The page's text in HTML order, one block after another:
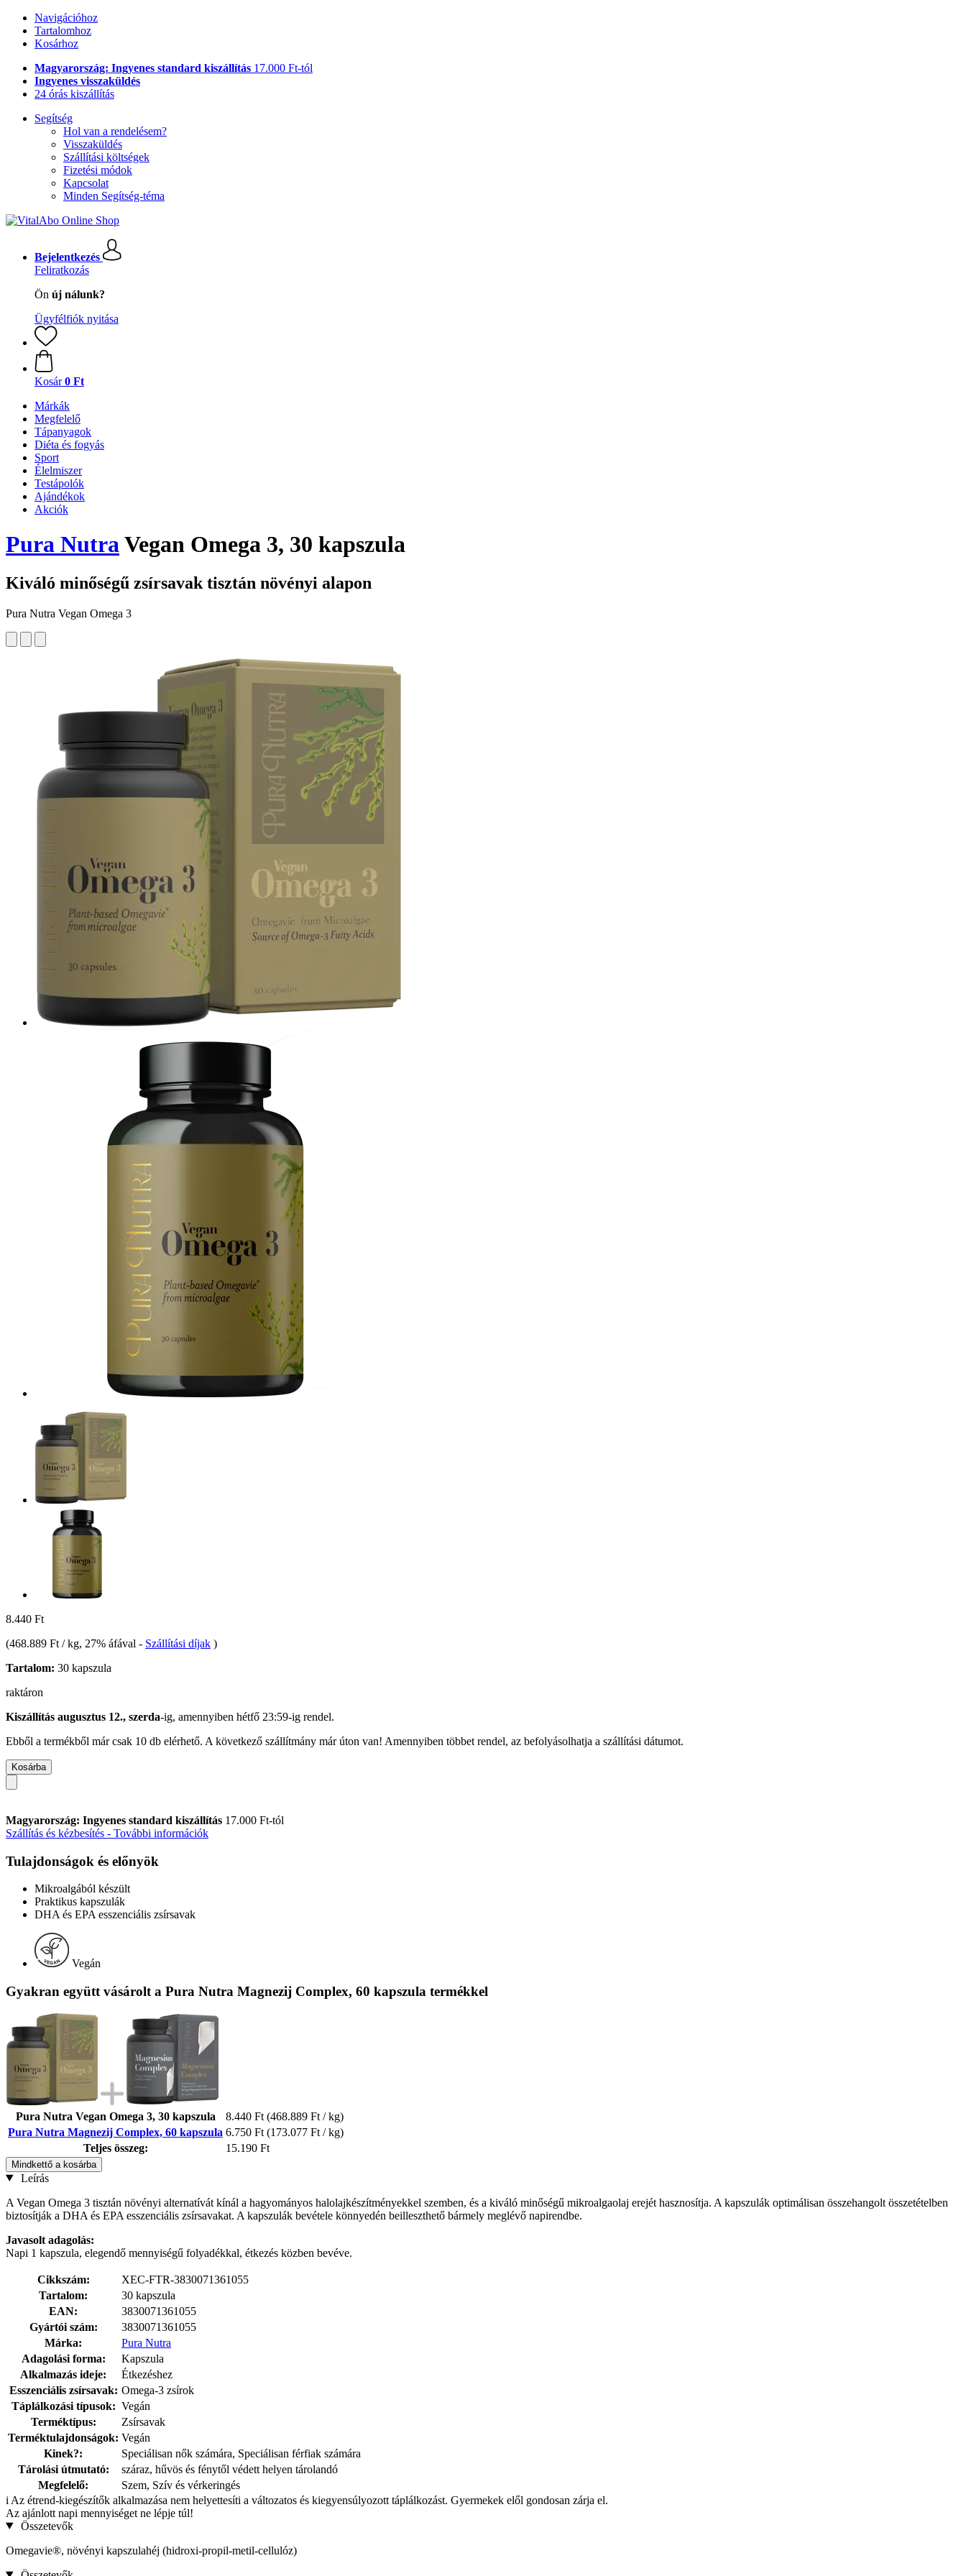
Navigációhoz
Tartalomhoz
Kosárhoz
Magyarország: Ingyenes standard kiszállítás 17.000 Ft-tól
Ingyenes visszaküldés
24 órás kiszállítás
Segítség
Hol van a rendelésem?
Visszaküldés
Szállítási költségek
Fizetési módok
Kapcsolat
Minden Segítség-téma
Bejelentkezés
Feliratkozás
Ön új nálunk?
Ügyfélfiók nyitása
Kosár 0 Ft
Márkák
Megfelelő
Tápanyagok
Diéta és fogyás
Sport
Élelmiszer
Testápolók
Ajándékok
Akciók
Pura NutraVegan Omega 3, 30 kapszula
Kiváló minőségű zsírsavak tisztán növényi alapon
Pura Nutra Vegan Omega 3
8.440 Ft
(468.889 Ft / kg, 27% áfával - Szállítási díjak )
Tartalom: 30 kapszula
raktáron
Kiszállítás augusztus 12., szerda-ig, amennyiben hétfő 23:59-ig rendel.
Ebből a termékből már csak 10 db elérhető. A következő szállítmány már úton van! Amennyiben többet rendel, az befolyásolhatja a szállítási dátumot.
Kosárba
Magyarország: Ingyenes standard kiszállítás 17.000 Ft-tól
Szállítás és kézbesítés - További információk
Tulajdonságok és előnyök
Mikroalgából készült
Praktikus kapszulák
DHA és EPA esszenciális zsírsavak
Vegán
Gyakran együtt vásárolt a Pura Nutra Magnezij Complex, 60 kapszula termékkel
Pura Nutra Vegan Omega 3, 30 kapszula 8.440 Ft (468.889 Ft / kg)
Pura Nutra Magnezij Complex, 60 kapszula 6.750 Ft (173.077 Ft / kg)
Teljes összeg:
15.190 Ft
Mindkettő a kosárba
Leírás
A Vegan Omega 3 tisztán növényi alternatívát kínál a hagyományos halolajkészítményekkel szemben, és a kiváló minőségű mikroalgaolaj erejét hasznosítja. A kapszulák optimálisan összehangolt összetételben
biztosítják a DHA és EPA esszenciális zsírsavakat. A kapszulák bevétele könnyedén beilleszthető bármely meglévő napirendbe.
Javasolt adagolás:
Napi 1 kapszula, elegendő mennyiségű folyadékkal, étkezés közben bevéve.
Cikkszám:
XEC-FTR-3830071361055
Tartalom:
30 kapszula
EAN:
3830071361055
Gyártói szám:
3830071361055
Márka:
Pura Nutra
Adagolási forma:
Kapszula
Alkalmazás ideje:
Étkezéshez
Esszenciális zsírsavak: Omega-3 zsírok
Táplálkozási típusok: Vegán
Terméktípus:
Zsírsavak
Terméktulajdonságok: Vegán
Kinek?:
Speciálisan nők számára, Speciálisan férfiak számára
Tárolási útmutató:
száraz, hűvös és fénytől védett helyen tárolandó
Megfelelő:
Szem, Szív és vérkeringés
i Az étrend-kiegészítők alkalmazása nem helyettesíti a változatos és kiegyensúlyozott táplálkozást. Gyermekek elől gondosan zárja el.
Az ajánlott napi mennyiséget ne lépje túl!
Összetevők
Omegavie®, növényi kapszulahéj (hidroxi-propil-metil-cellulóz)